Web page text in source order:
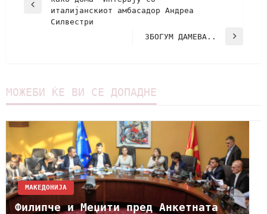
италијанскиот амбасадор Андреа
Силвестри
ЗБОГУМ ДАМЕВА..
МОЖЕБИ ЌЕ ВИ СЕ ДОПАДНЕ
МАКЕДОНИЈА
Филипче и Меџити пред Анкетната